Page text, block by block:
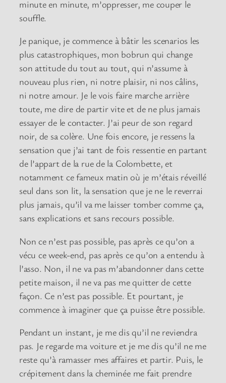
minute en minute, m’oppresser, me couper le
souffle.
Je panique, je commence à bâtir les scenarios les
plus catastrophiques, mon bobrun qui change
son attitude du tout au tout, qui n’assume à
nouveau plus rien, ni notre plaisir, ni nos câlins,
ni notre amour. Je le vois faire marche arrière
toute, me dire de partir vite et de ne plus jamais
essayer de le contacter. J’ai peur de son regard
noir, de sa colère. Une fois encore, je ressens la
sensation que j’ai tant de fois ressentie en partant
de l’appart de la rue de la Colombette, et
notamment ce fameux matin où je m’étais réveillé
seul dans son lit, la sensation que je ne le reverrai
plus jamais, qu’il va me laisser tomber comme ça,
sans explications et sans recours possible.
Non ce n’est pas possible, pas après ce qu’on a
vécu ce week-end, pas après ce qu’on a entendu à
l’asso. Non, il ne va pas m’abandonner dans cette
petite maison, il ne va pas me quitter de cette
façon. Ce n’est pas possible. Et pourtant, je
commence à imaginer que ça puisse être possible.
Pendant un instant, je me dis qu’il ne reviendra
pas. Je regarde ma voiture et je me dis qu’il ne me
reste qu’à ramasser mes affaires et partir. Puis, le
crépitement dans la cheminée me fait prendre